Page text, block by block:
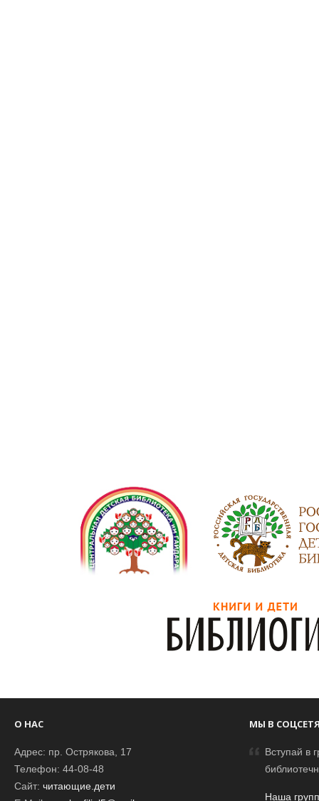
О НАС
Адрес: пр. Острякова, 17
Телефон: 44-08-48
Сайт: читающие.дети
МЫ В
Вступай в
Наша